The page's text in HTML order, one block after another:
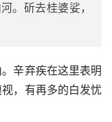
。斫去桂婆娑，
辛弃疾在这里表明
，有再多的白发忧